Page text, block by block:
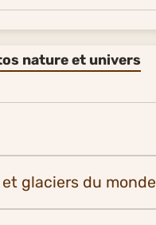
nature et univers
glaciers du monde